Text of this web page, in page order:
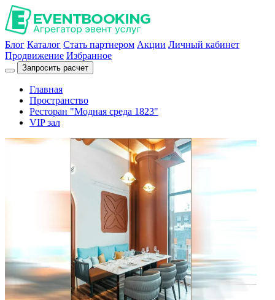
Блог Каталог Стать партнером Акции Личный кабинет
Продвижение Избранное
Запросить расчет
Главная
Пространство
Ресторан "Модная среда 1823"
VIP зал